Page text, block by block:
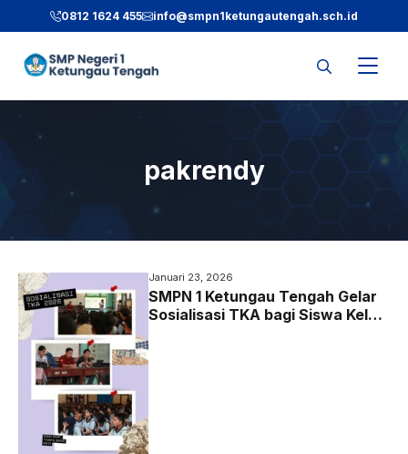
Langsung
ke
0812 1624 455 info@smpn1ketungautengah.sch.id
pakrendy
Januari 23, 2026
SMPN 1 Ketungau Tengah Gelar
Sosialisasi TKA bagi Siswa Kelas